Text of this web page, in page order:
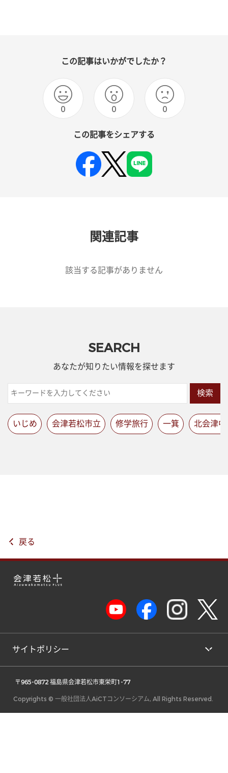
この記事はいかがでしたか？
0 0 0
この記事をシェアする
関連記事
該当する記事がありません
SEARCH
あなたが知りたい情報を探せます
検索
いじめ 会津若松市立 修学旅行 一箕 北会津中
戻る
サイトポリシー
〒965-0872 福島県会津若松市東栄町1-77
Copyrights © 一般社団法人AiCTコンソーシアム, All Rights Reserved.